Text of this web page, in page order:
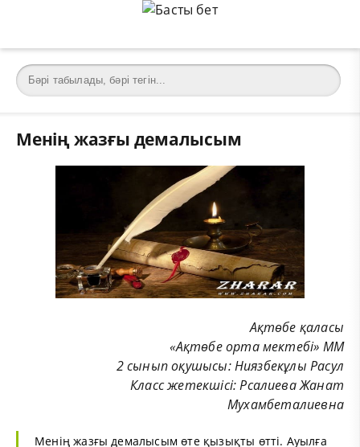
Менің жазғы демалысым
Ақтөбе қаласы
«Ақтөбе орта мектебі» ММ
2 сынып оқушысы: Ниязбекұлы Расул
Класс жетекшісі: Рсалиева Жанат
Мухамбеталиевна
Менің жазғы демалысым өте қызықты өтті. Ауылға